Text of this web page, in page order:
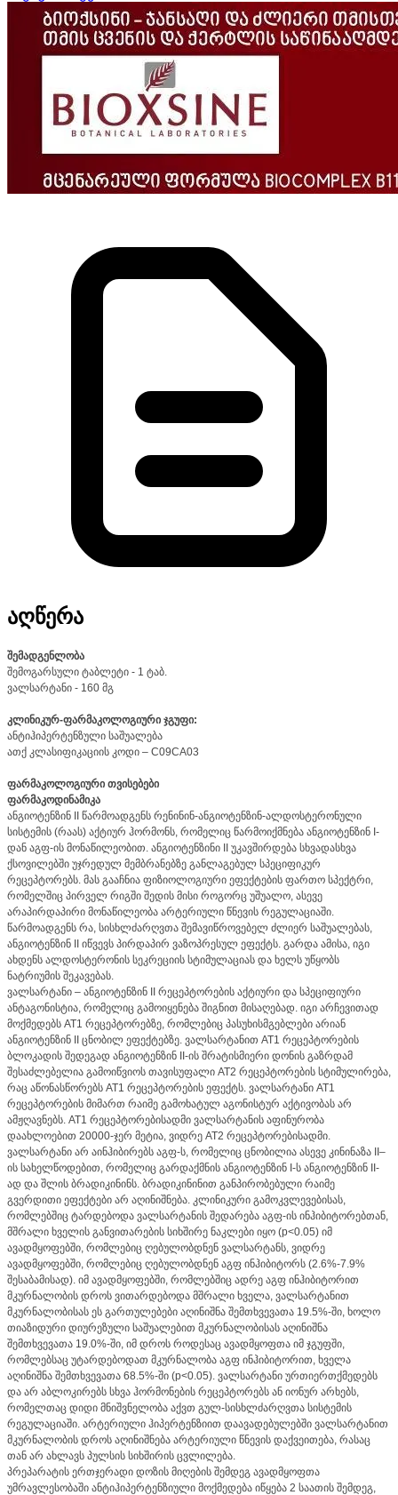
აღწერა
შემადგენლობა
შემოგარსული ტაბლეტი - 1 ტაბ.
ვალსარტანი - 160 მგ
კლინიკურ-ფარმაკოლოგიური ჯგუფი:
ანტიჰიპერტენზული საშუალება
ათქ კლასიფიკაციის კოდი – C09CA03
ფარმაკოლოგიური თვისებები
ფარმაკოდინამიკა
ანგიოტენზინ II წარმოადგენს რენინინ-ანგიოტენზინ-ალდოსტერონული
სისტემის (რაას) აქტიურ ჰორმონს, რომელიც წარმოიქმნება ანგიოტენზინ I-
დან აგფ-ის მონაწილეობით. ანგიოტენზინი II უკავშირდება სხვადასხვა
ქსოვილებში უჯრედულ მემბრანებზე განლაგებულ სპეციფიკურ
რეცეპტორებს. მას გააჩნია ფიზიოლოგიური ეფექტების ფართო სპექტრი,
რომელშიც პირველ რიგში შედის მისი როგორც უშუალო, ასევე
არაპირდაპირი მონაწილეობა არტერიული წნევის რეგულაციაში.
წარმოადგენს რა, სისხლძარღვთა შემავიწროვებელ ძლიერ საშუალებას,
ანგიოტენზინ II იწვევს პირდაპირ ვაზოპრესულ ეფექტს. გარდა ამისა, იგი
ახდენს ალდოსტერონის სეკრეციის სტიმულაციას და ხელს უწყობს
ნატრიუმის შეკავებას.
ვალსარტანი – ანგიოტენზინ II რეცეპტორების აქტიური და სპეციფიური
ანტაგონისტია, რომელიც გამოიყენება შიგნით მისაღებად. იგი არჩევითად
მოქმედებს AT1 რეცეპტორებზე, რომლებიც პასუხისმგებლები არიან
ანგიოტენზინ II ცნობილ ეფექტებზე. ვალსარტანით AT1 რეცეპტორების
ბლოკადის შედეგად ანგიოტენზინ II-ის შრატისმიერი დონის გაზრდამ
შესაძლებელია გამოიწვიოს თავისუფალი AT2 რეცეპტორების სტიმულირება,
რაც აწონასწორებს AT1 რეცეპტორების ეფექტს. ვალსარტანი AT1
რეცეპტორების მიმართ რაიმე გამოხატულ აგონისტურ აქტივობას არ
ამჟღავნებს. AT1 რეცეპტორებისადმი ვალსარტანის აფინურობა
დაახლოებით 20000-ჯერ მეტია, ვიდრე AT2 რეცეპტორებისადმი.
ვალსარტანი არ აინჰიბირებს აგფ-ს, რომელიც ცნობილია ასევე კინინაზა II–
ის სახელწოდებით, რომელიც გარდაქმნის ანგიოტენზინ I-ს ანგიოტენზინ II-
ად და შლის ბრადიკინინს. ბრადიკინინით განპირობებული რაიმე
გვერდითი ეფექტები არ აღინიშნება. კლინიკური გამოკვლევებისას,
რომლებშიც ტარდებოდა ვალსარტანის შედარება აგფ-ის ინჰიბიტორებთან,
მშრალი ხველის განვითარების სიხშირე ნაკლები იყო (p<0.05) იმ
ავადმყოფებში, რომლებიც ღებულობდნენ ვალსარტანს, ვიდრე
ავადმყოფებში, რომლებიც ღებულობდნენ აგფ ინჰიბიტორს (2.6%-7.9%
შესაბამისად). იმ ავადმყოფებში, რომლებშიც ადრე აგფ ინჰიბიტორით
მკურნალობის დროს ვითარდებოდა მშრალი ხველა, ვალსარტანით
მკურნალობისას ეს გართულებები აღინიშნა შემთხვევათა 19.5%-ში, ხოლო
თიაზიდური დიურეზული საშუალებით მკურნალობისას აღინიშნა
შემთხვევათა 19.0%-ში, იმ დროს როდესაც ავადმყოფთა იმ ჯგუფში,
რომლებსაც უტარდებოდათ მკურნალობა აგფ ინჰიბიტორით, ხველა
აღინიშნა შემთხვევათა 68.5%-ში (p<0.05). ვალსარტანი ურთიერთქმედებს
და არ აბლოკირებს სხვა ჰორმონების რეცეპტორებს ან იონურ არხებს,
რომელთაც დიდი მნიშვნელობა აქვთ გულ-სისხლძარღვთა სისტემის
რეგულაციაში. არტერიული ჰიპერტენზიით დაავადებულებში ვალსარტანით
მკურნალობის დროს აღინიშნება არტერიული წნევის დაქვეითება, რასაც
თან არ ახლავს პულსის სიხშირის ცვლილება.
პრეპარატის ერთჯერადი დოზის მიღების შემდეგ ავადმყოფთა
უმრავლესობაში ანტიჰიპერტენზიული მოქმედება იწყება 2 საათის შემდეგ,